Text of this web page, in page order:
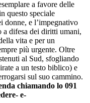
a favore delle
questo speciale
donne, e l’impegnativo
a difesa dei diritti umani,
vita e per un
più urgente. Oltre
al Sud, sfogliando
a un testo biblico) e
sul suo cammino.
chiamando lo 091
e-